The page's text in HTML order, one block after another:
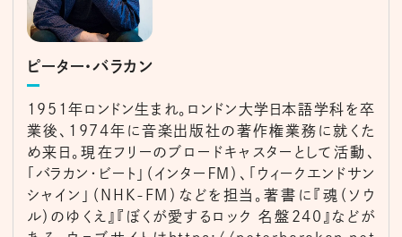
ピーター・バラカン
1951年ロンドン生まれ。ロンドン大学日本語学科を卒
業後、1974年に音楽出版社の著作権業務に就くた
め来日。現在フリーのブロードキャスターとして活動、
「バラカン・ビート」（インターＦＭ）、「ウィークエンドサン
シャイン」（NHK-FM）などを担当。著書に『魂（ソウ
ル）のゆくえ』『ぼくが愛するロック 名盤240』などが